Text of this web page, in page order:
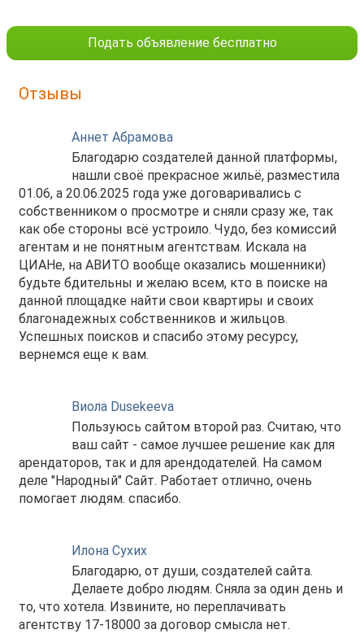
Подать объявление бесплатно
Отзывы
Аннет Абрамова
Благодарю создателей данной платформы,
нашли своё прекрасное жильё, разместила
01.06, а 20.06.2025 года уже договаривались с
собственником о просмотре и сняли сразу же, так
как обе стороны всё устроило. Чудо, без комиссий
агентам и не понятным агентствам. Искала на
ЦИАНе, на АВИТО вообще оказались мошенники)
будьте бдительны и желаю всем, кто в поиске на
данной площадке найти свои квартиры и своих
благонадежных собственников и жильцов.
Успешных поисков и спасибо этому ресурсу,
вернемся еще к вам.
Виола Dusekeeva
Пользуюсь сайтом второй раз. Считаю, что
ваш сайт - самое лучшее решение как для
арендаторов, так и для арендодателей. На самом
деле "Народный" Сайт. Работает отлично, очень
помогает людям. спасибо.
Илона Сухих
Благодарю, от души, создателей сайта.
Делаете добро людям. Сняла за один день и
то, что хотела. Извините, но переплачивать
агентству 17-18000 за договор смысла нет.